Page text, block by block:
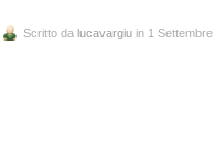
Scritto da lucavargiu in 1